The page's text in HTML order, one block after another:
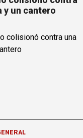
y un cantero